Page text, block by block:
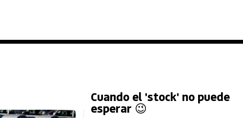
Cuando el 'stock' no puede
esperar 😉